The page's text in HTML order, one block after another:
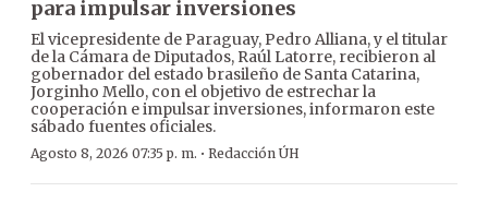
para impulsar inversiones
El vicepresidente de Paraguay, Pedro Alliana, y el titular
de la Cámara de Diputados, Raúl Latorre, recibieron al
gobernador del estado brasileño de Santa Catarina,
Jorginho Mello, con el objetivo de estrechar la
cooperación e impulsar inversiones, informaron este
sábado fuentes oficiales.
Agosto 8, 2026 07:35 p. m. · Redacción ÚH